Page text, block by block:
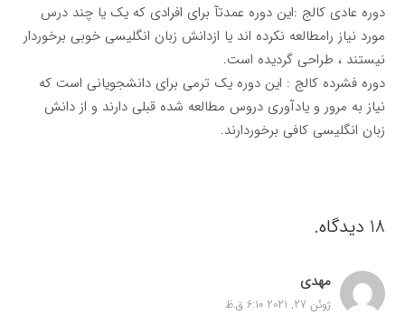
دوره عادی کالج :این دوره عمدتآ برای افرادی که یک یا چند درس
مورد نیاز رامطالعه نکرده اند یا ازدانش زبان انگلیسی خوبی برخوردار
نیستند ، طراحی گردیده است.
دوره فشرده کالج : این دوره یک ترمی برای دانشجویانی است که
نیاز به مرور و یادآوری دروس مطالعه شده قبلی دارند و از دانش
زبان انگلیسی کافی برخوردارند.
18 دیدگاه.
مهدی
ژوئن 27, 2021 6:10 ق.ظ